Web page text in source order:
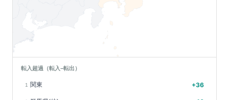
転入超過（転入−転出）
1 関東 +36